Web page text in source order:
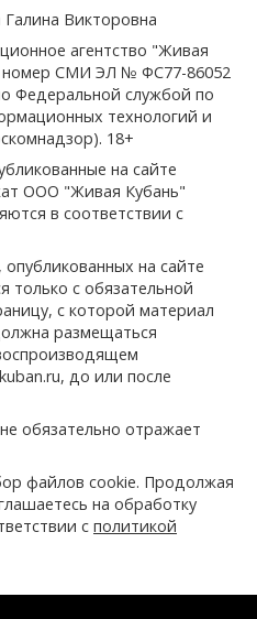
Викторовна
агентство "Живая
номер СМИ ЭЛ № ФС77-86052
Федеральной службой по
технологий и
18+
на сайте
ООО "Живая Кубань"
в соответствии с
на сайте
только с обязательной
с которой материал
размещаться
до или после
обязательно отражает
файлов cookie. Продолжая
на обработку
с политикой